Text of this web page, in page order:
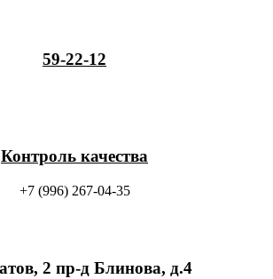
59-22-12
Контроль качества
+7 (996) 267-04-35
2 пр-д Блинова, д.4